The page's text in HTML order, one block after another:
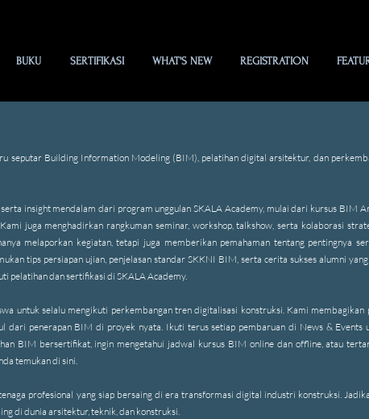
BUKU SERTIFIKASI WHAT'S NEW REGISTRATION
seputar Building Information Modeling (BIM), pelatihan digital arsitektur, dan
insight mendalam dari program unggulan SKALA Academy, mulai dari kursus BIM
juga menghadirkan rangkuman seminar, workshop, talkshow, serta kolaborasi
melaporkan kegiatan, tetapi juga memberikan pemahaman tentang pentingnya
tips persiapan ujian, penjelasan standar SKKNI BIM, serta cerita sukses alumni
pelatihan dan sertifikasi di SKALA Academy.
untuk selalu mengikuti perkembangan tren digitalisasi konstruksi. Kami membagikan
penerapan BIM di proyek nyata. Ikuti terus setiap pembaruan di News & Events
BIM bersertifikat, ingin mengetahui jadwal kursus BIM online dan offline, atau
temukan di sini.
profesional yang siap bersaing di era transformasi digital industri konstruksi.
di dunia arsitektur, teknik, dan konstruksi.